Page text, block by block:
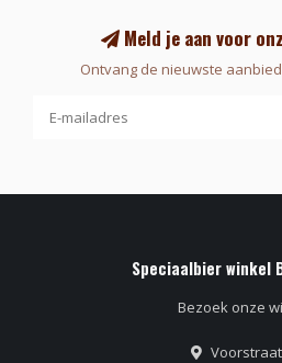
Meld je aan voor
Ontvang de nieuwste
Speciaalbier winkel
Bezoek onze